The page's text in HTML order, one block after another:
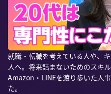
就職・転職を考えている人や、
人へ。将来詰まないためのスキ
Amazon・LINEを渡り歩いた人
た。